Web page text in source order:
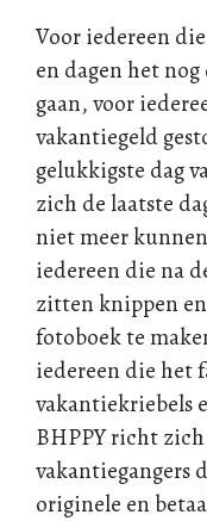
Voor iedereen
en dagen het
gaan, voor
vakantiegeld
gelukkigste dag
zich de laatste
niet meer
iedereen die na
zitten knippen
fotoboek te
iedereen die het
vakantiekriebels
BHPPY richt
vakantiegangers
originele en